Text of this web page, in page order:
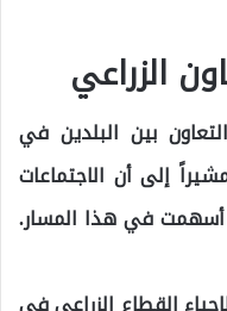
الزراعي
بين البلدين في
إلى أن الاجتماعات
أسهمت في هذا المسار.